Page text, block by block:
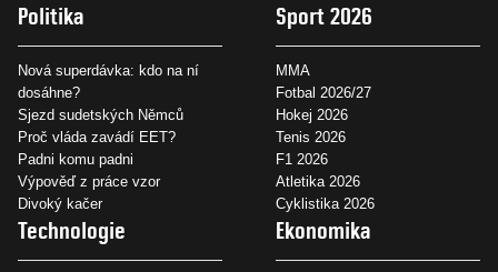
Politika
Nová superdávka: kdo na ní
dosáhne?
Sjezd sudetských Němců
Proč vláda zavádí EET?
Padni komu padni
Výpověď z práce vzor
Divoký kačer
Sport 2026
MMA
Fotbal 2026/27
Hokej 2026
Tenis 2026
F1 2026
Atletika 2026
Cyklistika 2026
Technologie Ekonomika